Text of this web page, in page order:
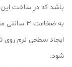
باشد که در ساخت این
به
ایجاد سطحی نرم
شود.